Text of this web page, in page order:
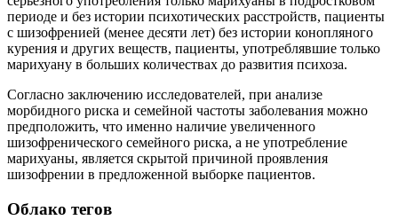
периоде и без истории психотических расстройств, пациенты
с шизофренией (менее десяти лет) без истории конопляного
курения и других веществ, пациенты, употреблявшие только
марихуану в больших количествах до развития психоза.
Согласно заключению исследователей, при анализе
морбидного риска и семейной частоты заболевания можно
предположить, что именно наличие увеличенного
шизофренического семейного риска, а не употребление
марихуаны, является скрытой причиной проявления
шизофрении в предложенной выборке пациентов.
Облако тегов